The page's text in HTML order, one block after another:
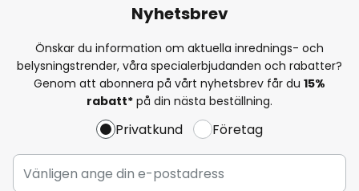
Nyhetsbrev
Önskar du information om aktuella inrednings- och
belysningstrender, våra specialerbjudanden och rabatter?
Genom att abonnera på vårt nyhetsbrev får du 15%
rabatt* på din nästa beställning.
Privatkund Företag